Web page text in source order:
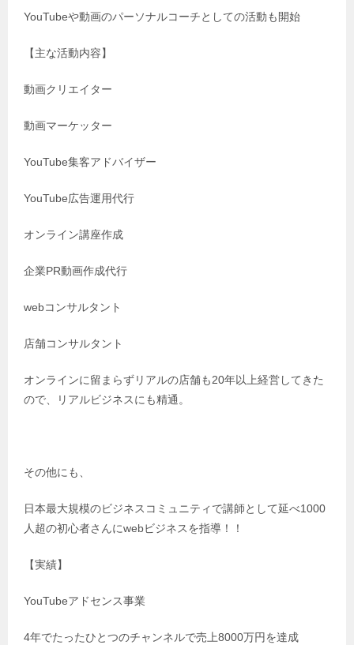
YouTubeや動画のパーソナルコーチとしての活動も開始
【主な活動内容】
動画クリエイター
動画マーケッター
YouTube集客アドバイザー
YouTube広告運用代行
オンライン講座作成
企業PR動画作成代行
webコンサルタント
店舗コンサルタント
オンラインに留まらずリアルの店舗も20年以上経営してきた
ので、リアルビジネスにも精通。
その他にも、
日本最大規模のビジネスコミュニティで講師として延べ1000
人超の初心者さんにwebビジネスを指導！！
【実績】
YouTubeアドセンス事業
4年でたったひとつのチャンネルで売上8000万円を達成